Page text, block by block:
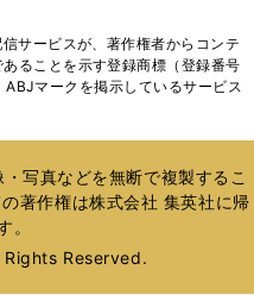
く
ド
ウ
で
ィ
ン
ド
開
く
サービスが、著作権者からコンテ
ることを示す登録商標（登録番号
マークを掲示しているサービス
写真などを無断で複製するこ
著作権は株式会社 集英社に帰
。
Reserved.